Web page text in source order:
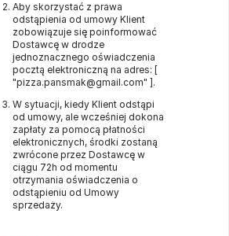
Aby skorzystać z prawa
odstąpienia od umowy Klient
zobowiązuje się poinformować
Dostawcę w drodze
jednoznacznego oświadczenia
pocztą elektroniczną na adres: [
"pizza.pansmak@gmail.com" ].
W sytuacji, kiedy Klient odstąpi
od umowy, ale wcześniej dokona
zapłaty za pomocą płatności
elektronicznych, środki zostaną
zwrócone przez Dostawcę w
ciągu 72h od momentu
otrzymania oświadczenia o
odstąpieniu od Umowy
sprzedaży.